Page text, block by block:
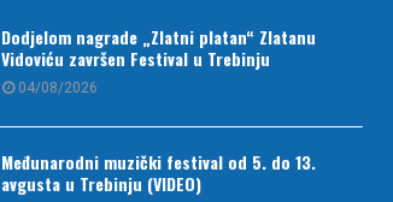
Dodjelom nagrade „Zlatni platan“ Zlatanu
Vidoviću završen Festival u Trebinju
04/08/2026
Međunarodni muzički festival od 5. do 13.
avgusta u Trebinju (VIDEO)